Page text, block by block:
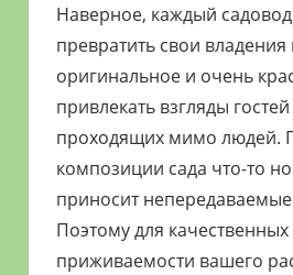
обустройстве
дачного
участка
выращивании
богатого
урожая.
Наверное, каждый
превратить свои владения
оригинальное и очень
привлекать взгляды
проходящих мимо людей.
композиции сада что-то
приносит
Поэтому для
приживаемости вашего